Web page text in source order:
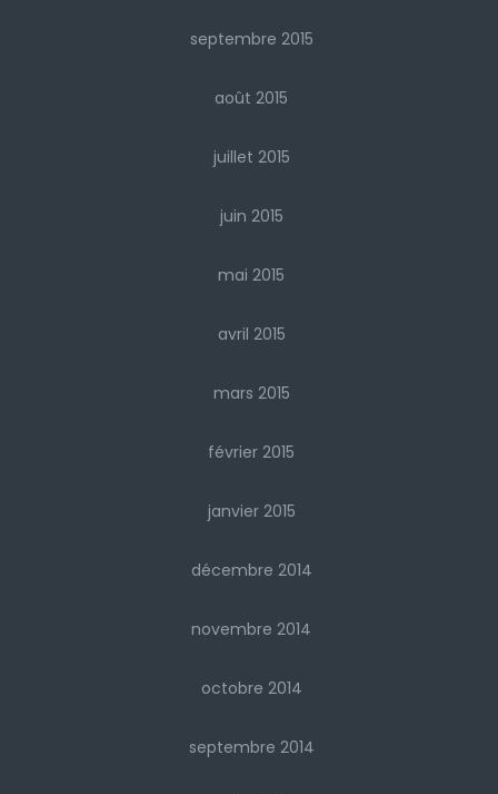
septembre 2015
août 2015
juillet 2015
juin 2015
mai 2015
avril 2015
mars 2015
février 2015
janvier 2015
décembre 2014
novembre 2014
octobre 2014
septembre 2014